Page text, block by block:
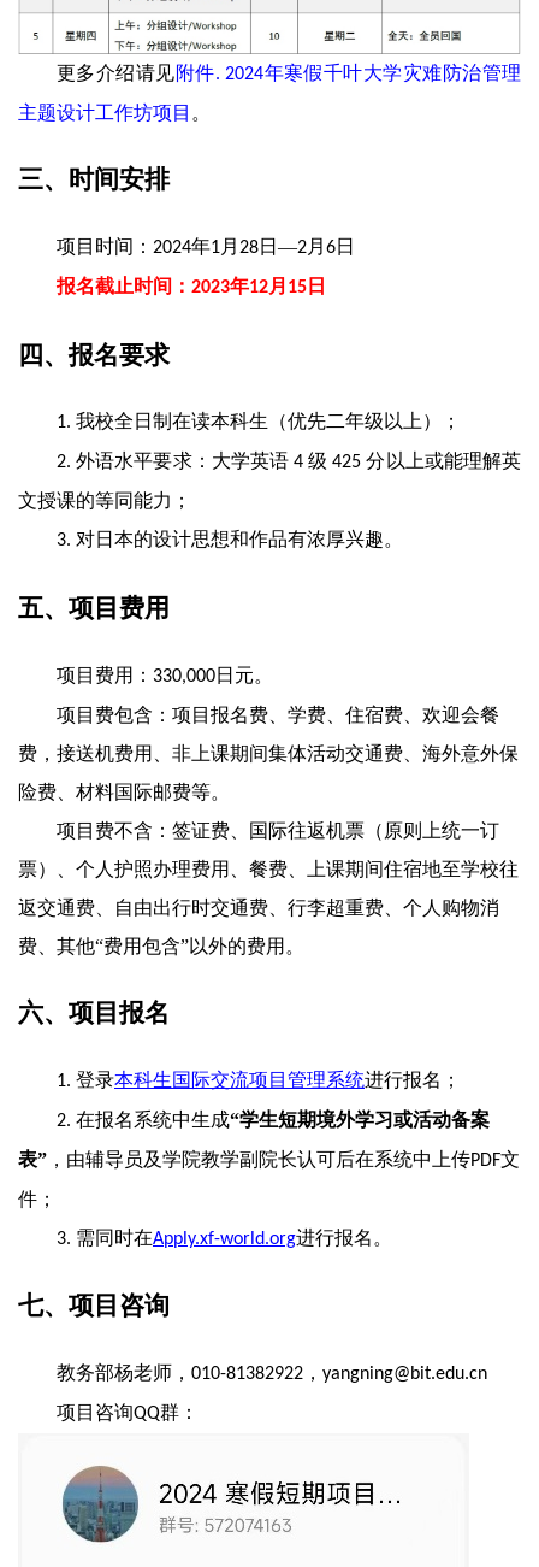
更多介绍请见附件. 2024年寒假千叶大学灾难防治管理
主题设计工作坊项目 。
三、时间安排
项目时间： 2024年1月 28日—2月 6日
报名截止时间： 2023年12月 15 日
四、报名要求
1. 我校全日制在读本科生（优先二年级以上）；
2.外语水平要求：大学英语4级425分以上或能理解英
文授课的等同能力；
3. 对日本的设计思想和作品有浓厚兴趣。
五、项目费用
项目费用： 330,000日元。
项目费包含：项目报名费、学费、住宿费、欢迎会餐
费，接送机费用、非上课期间集体活动交通费、海外意外保
险费、材料国际邮费等。
项目费不含：签证费、国际往返机票（原则上统一订
票）、个人护照办理费用、餐费、上课期间住宿地至学校往
返交通费、自由出行时交通费、行李超重费、个人购物消
费、其他“费用包含”以外的费用。
六、项目报名
1. 登录本科生国际交流项目管理系统进行报名；
2. 在报名系统中生成“学生短期境外学习或活动备案
表” ，由辅导员及学院教学副院长认可后在系统中上传PDF文
件；
3. 需同时在Apply.xf-world.org进行报名。
七、项目咨询
教务部杨老师， 010-81382922 ， yangning@bit.edu.cn
项目咨询QQ群：